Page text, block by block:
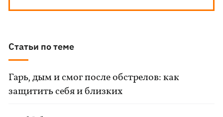
Статьи по теме
Гарь, дым и смог после обстрелов: как
защитить себя и близких